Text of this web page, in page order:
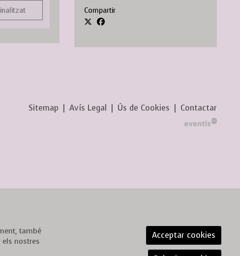
Compartir
Sitemap | Avís Legal | Ús de Cookies | Contactar
també
nostres
Acceptar cookies